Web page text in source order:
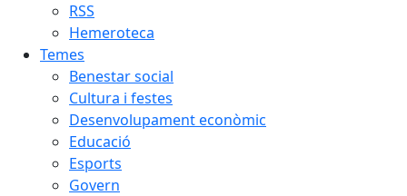
RSS
Hemeroteca
Temes
Benestar social
Cultura i festes
Desenvolupament econòmic
Educació
Esports
Govern